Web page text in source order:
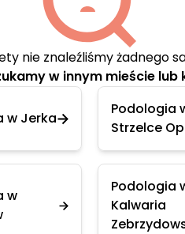
nie znaleźliśmy żadnego
w innym mieście lub
w Jerka
Podologia
Strzelce
w
Podologia
Kalwaria